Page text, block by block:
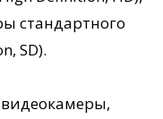
стандартного
SD).